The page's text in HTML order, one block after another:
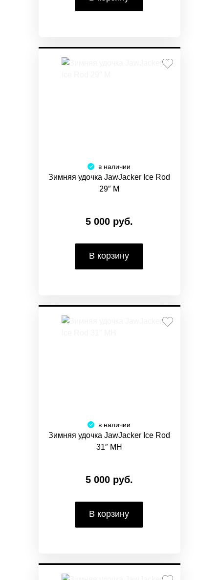
в наличии
Зимняя удочка JawJacker Ice Rod
29″ M
5 000 руб.
В корзину
в наличии
Зимняя удочка JawJacker Ice Rod
31″ MH
5 000 руб.
В корзину